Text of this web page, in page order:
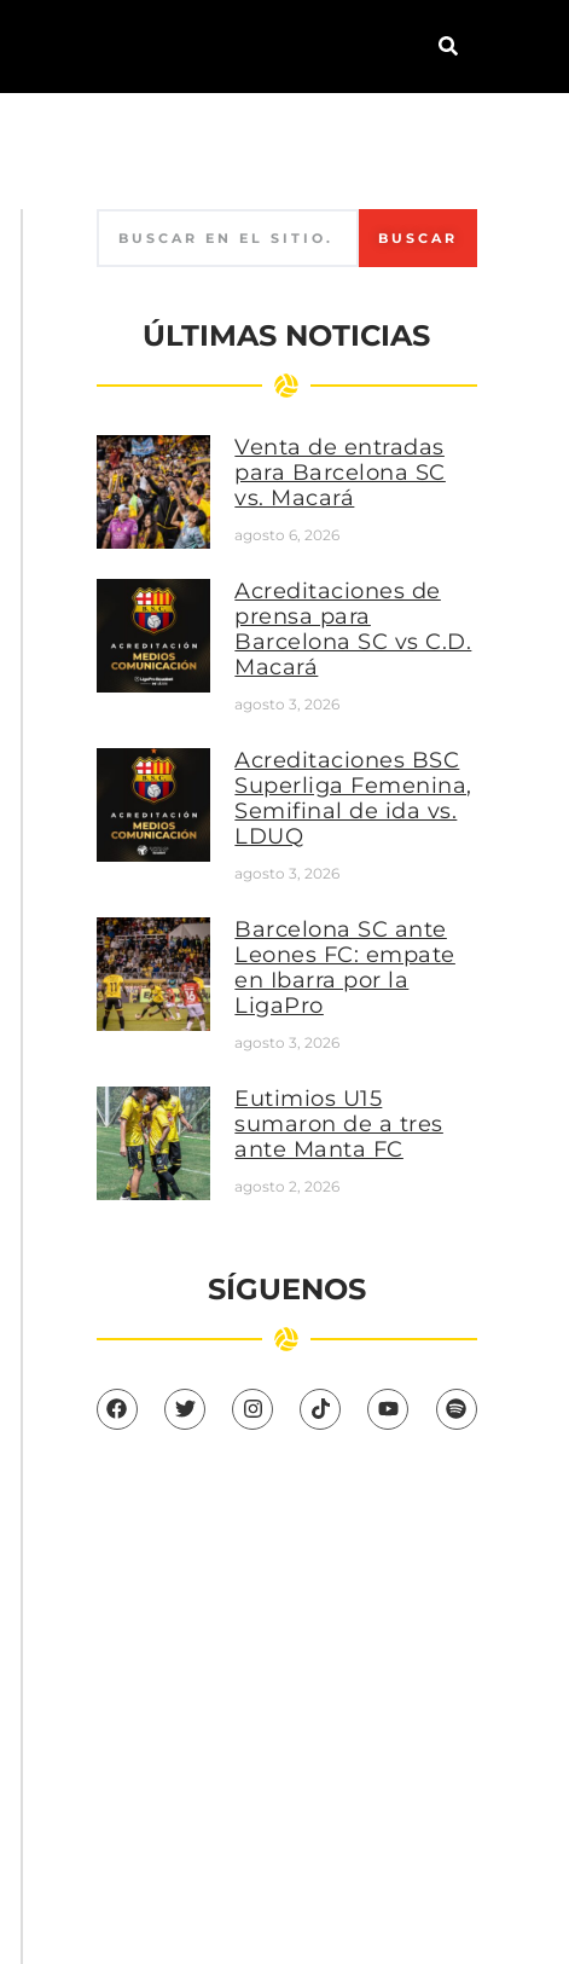
BUSCAR
ÚLTIMAS NOTICIAS
Venta de entradas
para Barcelona SC
vs. Macará
agosto 6, 2026
Acreditaciones de
prensa para
Barcelona SC vs C.D.
Macará
agosto 3, 2026
Acreditaciones BSC
Superliga Femenina,
Semifinal de ida vs.
LDUQ
agosto 3, 2026
Barcelona SC ante
Leones FC: empate
en Ibarra por la
LigaPro
agosto 3, 2026
Eutimios U15
sumaron de a tres
ante Manta FC
agosto 2, 2026
SÍGUENOS